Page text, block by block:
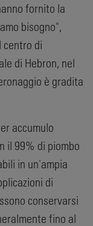
fornito la
bisogno",
centro di
di Hebron, nel
è gradita
accumulo
il 99% di piombo
in un'ampia
di
conservarsi
fino al